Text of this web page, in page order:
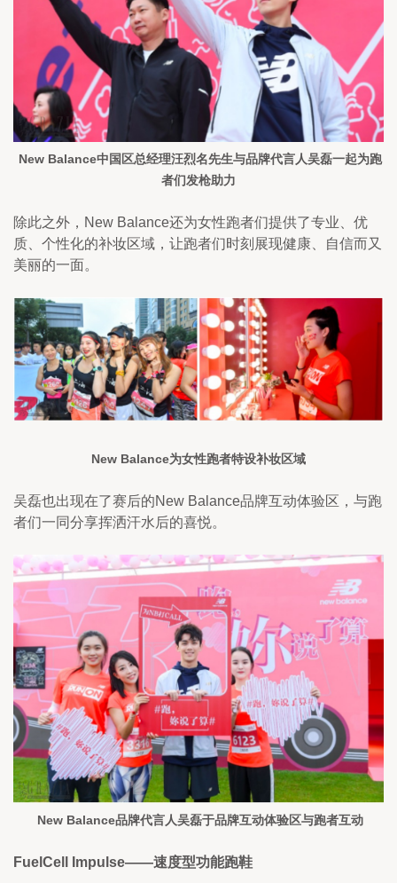
New Balance中国区总经理汪烈名先生与品牌代言人吴磊一起为跑
者们发枪助力
除此之外，New Balance还为女性跑者们提供了专业、优
质、个性化的补妆区域，让跑者们时刻展现健康、自信而又
美丽的一面。
New Balance为女性跑者特设补妆区域
吴磊也出现在了赛后的New Balance品牌互动体验区，与跑
者们一同分享挥洒汗水后的喜悦。
New Balance品牌代言人吴磊于品牌互动体验区与跑者互动
FuelCell Impulse——速度型功能跑鞋